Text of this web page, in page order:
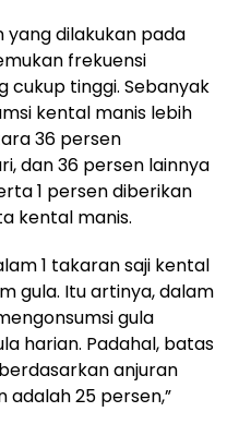
yang dilakukan pada
frekuensi
cukup tinggi. Sebanyak
kental manis lebih
36 persen
dan 36 persen lainnya
1 persen diberikan
kental manis.
1 takaran saji kental
gula. Itu artinya, dalam
gula
harian. Padahal, batas
anjuran
adalah 25 persen,”